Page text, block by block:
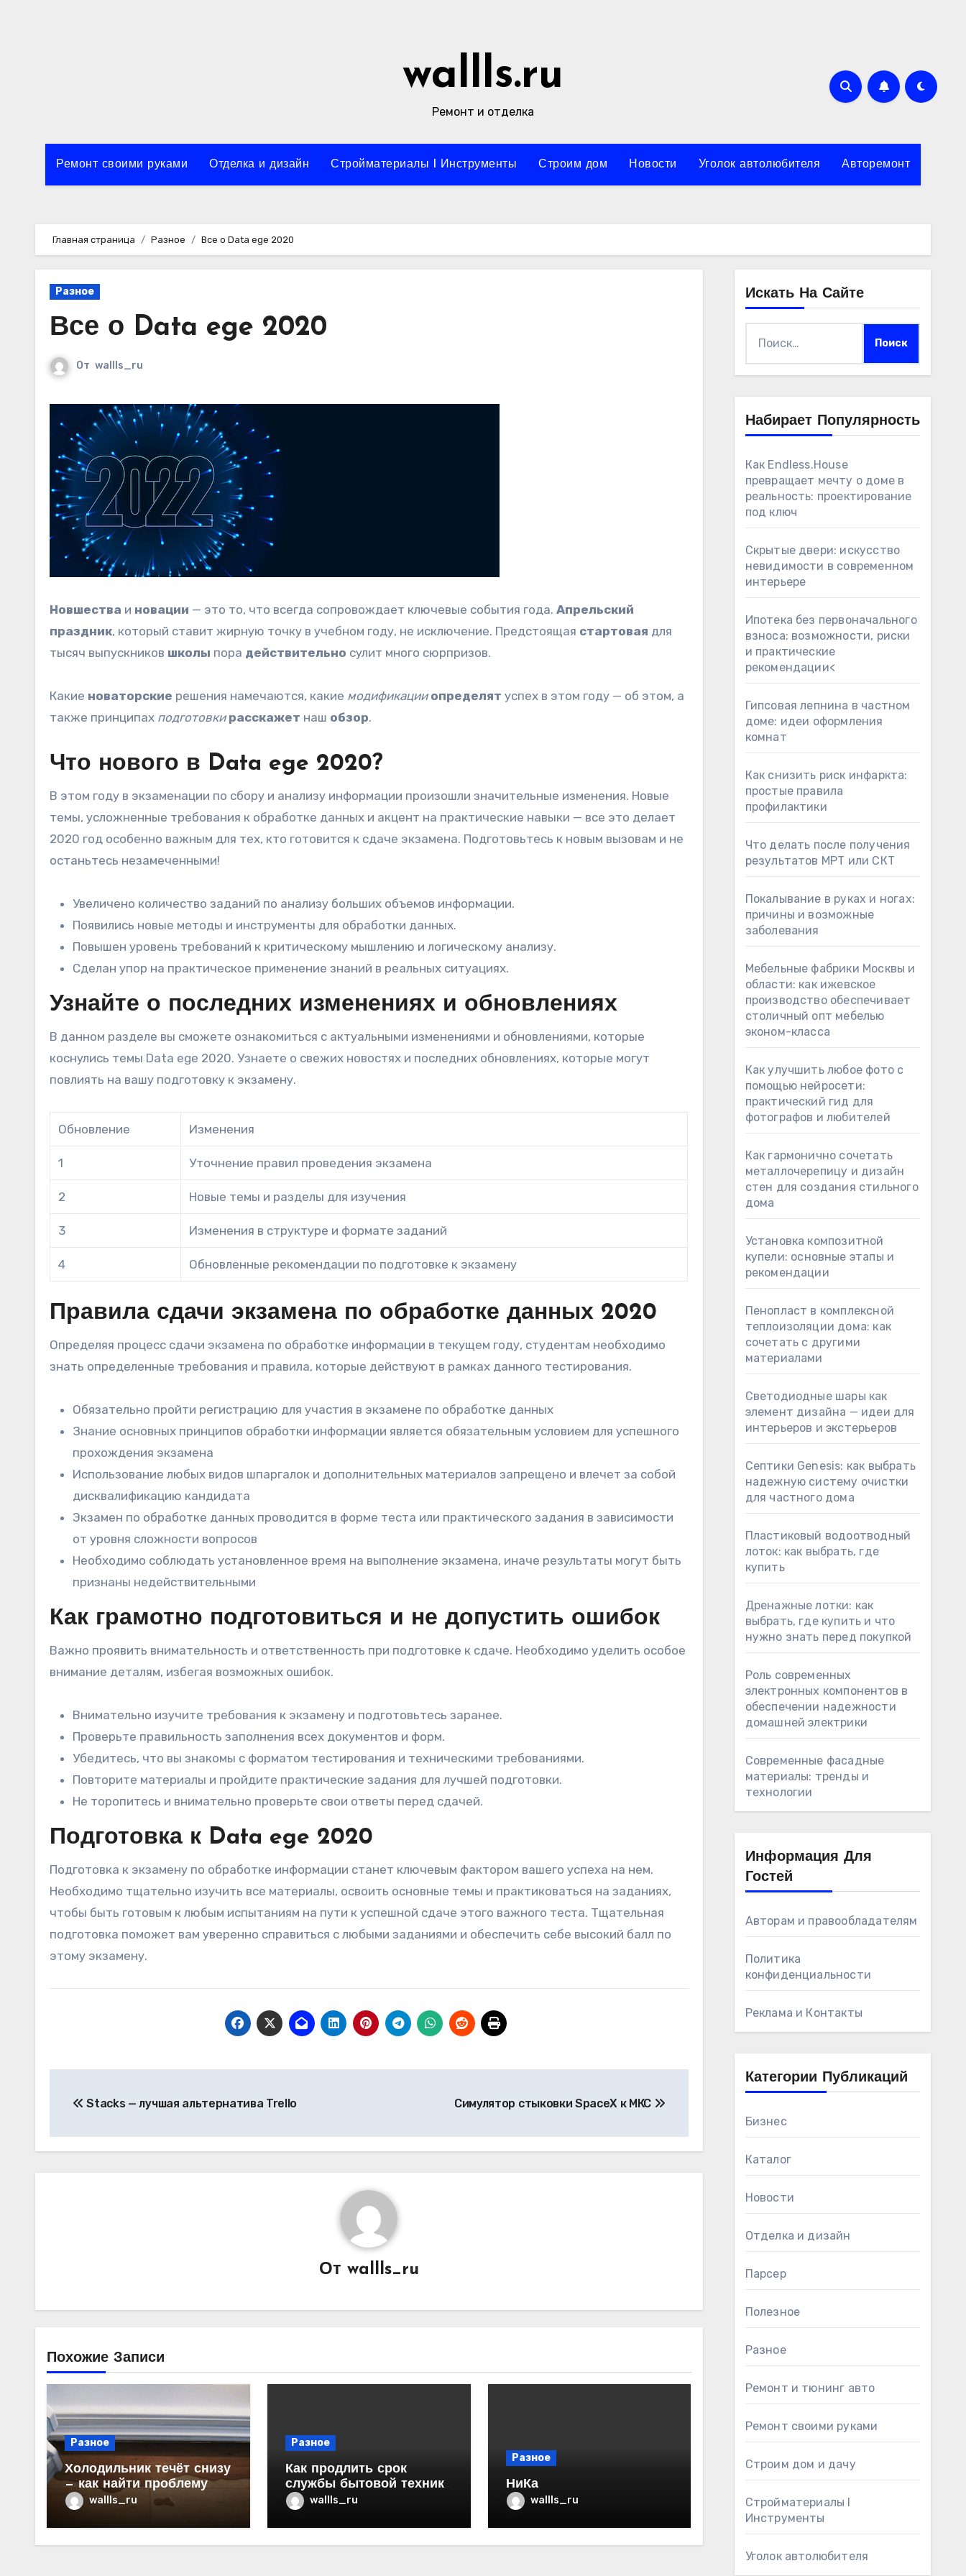
wallls.ru
Ремонт и отделка
Ремонт своими руками Отделка и дизайн Стройматериалы l Инструменты Строим дом Новости Уголок автолюбителя Авторемонт
Главная страница Разное Все о Data ege 2020
Разное
Все о Data ege 2020
От wallls_ru
Новшества и новации — это то, что всегда сопровождает ключевые события года. Апрельский
праздник, который ставит жирную точку в учебном году, не исключение. Предстоящая стартовая для
тысяч выпускников школы пора действительно сулит много сюрпризов.
Какие новаторские решения намечаются, какие модификации определят успех в этом году — об этом, а
также принципах подготовки расскажет наш обзор.
Что нового в Data ege 2020?
В этом году в экзаменации по сбору и анализу информации произошли значительные изменения. Новые
темы, усложненные требования к обработке данных и акцент на практические навыки — все это делает
2020 год особенно важным для тех, кто готовится к сдаче экзамена. Подготовьтесь к новым вызовам и не
останьтесь незамеченными!
Увеличено количество заданий по анализу больших объемов информации.
Появились новые методы и инструменты для обработки данных.
Повышен уровень требований к критическому мышлению и логическому анализу.
Сделан упор на практическое применение знаний в реальных ситуациях.
Узнайте о последних изменениях и обновлениях
В данном разделе вы сможете ознакомиться с актуальными изменениями и обновлениями, которые
коснулись темы Data ege 2020. Узнаете о свежих новостях и последних обновлениях, которые могут
повлиять на вашу подготовку к экзамену.
Обновление Изменения
1 Уточнение правил проведения экзамена
2 Новые темы и разделы для изучения
3 Изменения в структуре и формате заданий
4 Обновленные рекомендации по подготовке к экзамену
Правила сдачи экзамена по обработке данных 2020
Определяя процесс сдачи экзамена по обработке информации в текущем году, студентам необходимо
знать определенные требования и правила, которые действуют в рамках данного тестирования.
Обязательно пройти регистрацию для участия в экзамене по обработке данных
Знание основных принципов обработки информации является обязательным условием для успешного
прохождения экзамена
Использование любых видов шпаргалок и дополнительных материалов запрещено и влечет за собой
дисквалификацию кандидата
Экзамен по обработке данных проводится в форме теста или практического задания в зависимости
от уровня сложности вопросов
Необходимо соблюдать установленное время на выполнение экзамена, иначе результаты могут быть
признаны недействительными
Как грамотно подготовиться и не допустить ошибок
Важно проявить внимательность и ответственность при подготовке к сдаче. Необходимо уделить особое
внимание деталям, избегая возможных ошибок.
Внимательно изучите требования к экзамену и подготовьтесь заранее.
Проверьте правильность заполнения всех документов и форм.
Убедитесь, что вы знакомы с форматом тестирования и техническими требованиями.
Повторите материалы и пройдите практические задания для лучшей подготовки.
Не торопитесь и внимательно проверьте свои ответы перед сдачей.
Подготовка к Data ege 2020
Подготовка к экзамену по обработке информации станет ключевым фактором вашего успеха на нем.
Необходимо тщательно изучить все материалы, освоить основные темы и практиковаться на заданиях,
чтобы быть готовым к любым испытаниям на пути к успешной сдаче этого важного теста. Тщательная
подготовка поможет вам уверенно справиться с любыми заданиями и обеспечить себе высокий балл по
этому экзамену.
по
записям
Stacks — лучшая альтернатива Trello Симулятор стыковки SpaceX к МКС
От wallls_ru
Похожие Записи
Разное
Холодильник течёт снизу
— как найти проблему
wallls_ru
Разное
Как продлить срок
службы бытовой техники
в квартире
wallls_ru
Разное
НиКа
wallls_ru
Искать На Сайте
Набирает Популярность
Как Endless.House
превращает мечту о доме в
реальность: проектирование
под ключ
Скрытые двери: искусство
невидимости в современном
интерьере
Ипотека без первоначального
взноса: возможности, риски
и практические
рекомендации<
Гипсовая лепнина в частном
доме: идеи оформления
комнат
Как снизить риск инфаркта:
простые правила
профилактики
Что делать после получения
результатов МРТ или СКТ
Покалывание в руках и ногах:
причины и возможные
заболевания
Мебельные фабрики Москвы и
области: как ижевское
производство обеспечивает
столичный опт мебелью
эконом-класса
Как улучшить любое фото с
помощью нейросети:
практический гид для
фотографов и любителей
Как гармонично сочетать
металлочерепицу и дизайн
стен для создания стильного
дома
Установка композитной
купели: основные этапы и
рекомендации
Пенопласт в комплексной
теплоизоляции дома: как
сочетать с другими
материалами
Светодиодные шары как
элемент дизайна — идеи для
интерьеров и экстерьеров
Септики Genesis: как выбрать
надежную систему очистки
для частного дома
Пластиковый водоотводный
лоток: как выбрать, где
купить
Дренажные лотки: как
выбрать, где купить и что
нужно знать перед покупкой
Роль современных
электронных компонентов в
обеспечении надежности
домашней электрики
Современные фасадные
материалы: тренды и
технологии
Информация Для
Гостей
Авторам и правообладателям
Политика
конфиденциальности
Реклама и Контакты
Категории Публикаций
Бизнес
Каталог
Новости
Отделка и дизайн
Парсер
Полезное
Разное
Ремонт и тюнинг авто
Ремонт своими руками
Строим дом и дачу
Стройматериалы l
Инструменты
Уголок автолюбителя